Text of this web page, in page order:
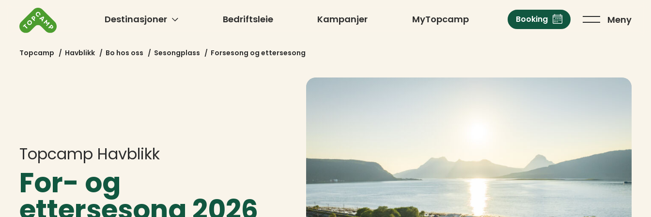
Destinasjoner Bedriftsleie Kampanjer MyTopcamp Booking Meny
Topcamp / Havblikk / Bo hos oss / Sesongplass / Forsesong og ettersesong
Topcamp Havblikk
For- og